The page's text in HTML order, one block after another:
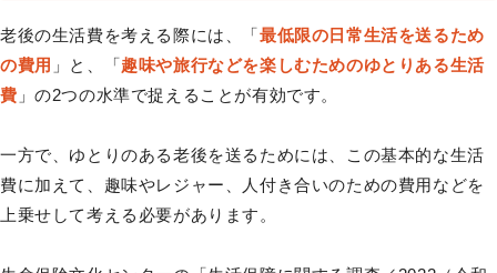
老後の生活費を考える際には、「最低限の日常生活を送るため
の費用 」と、「趣味や旅行などを楽しむためのゆとりある生活
費 」の2つの水準で捉えることが有効です。
一方で、ゆとりのある老後を送るためには、この基本的な生活
費に加えて、趣味やレジャー、人付き合いのための費用などを
上乗せして考える必要があります。